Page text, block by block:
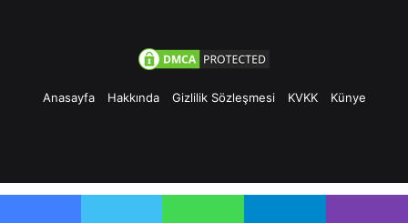
Anasayfa Hakkında Gizlilik Sözleşmesi KVKK Künye